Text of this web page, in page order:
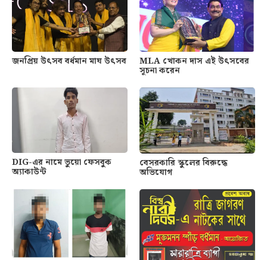
জনপ্রিয় উৎসব বর্ধমান মাঘ উৎসব MLA খোকন দাস এই উৎসবের
সূচনা করেন
DIG-এর নামে ভুয়ো ফেসবুক
অ্যাকাউন্ট
বেসরকারি স্কুলের বিরুদ্ধে
অভিযোগ